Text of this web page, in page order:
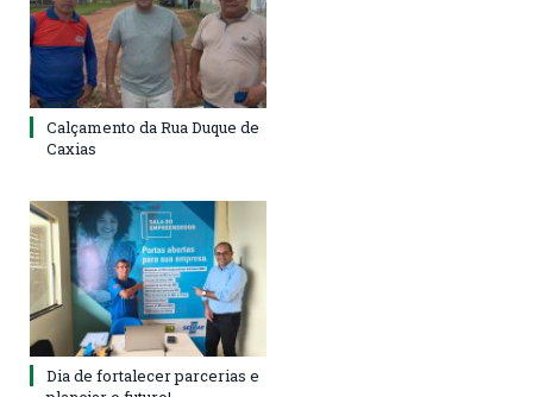
Calçamento da Rua Duque de
Caxias
Dia de fortalecer parcerias e